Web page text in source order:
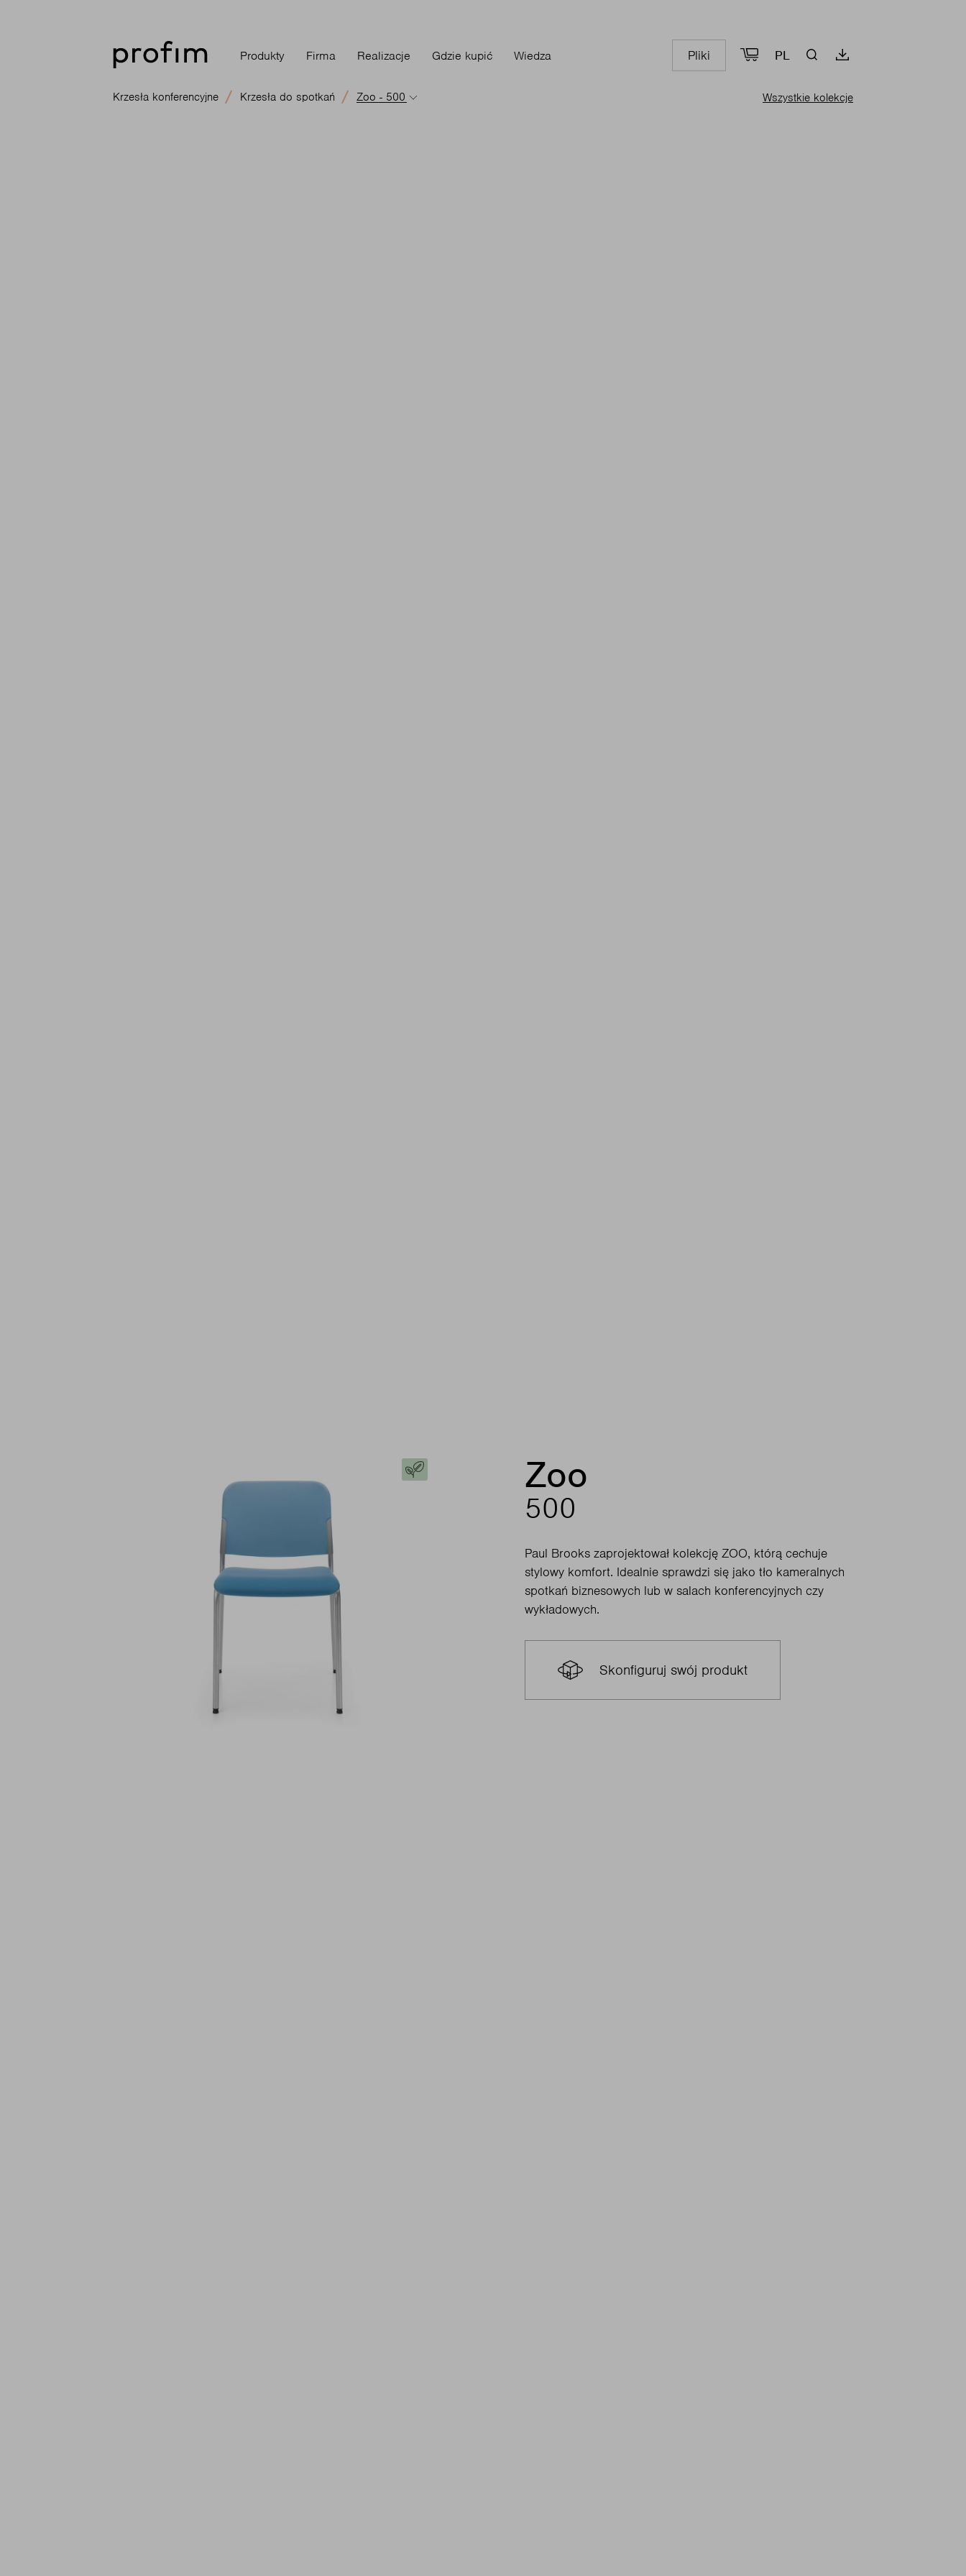
Produkty Firma Realizacje Gdzie kupić Wiedza Pliki PL
Krzesła konferencyjne Krzesła do spotkań Zoo - 500 Wszystkie kolekcje
Zoo
500
Paul Brooks zaprojektował kolekcję ZOO, którą cechuje
stylowy komfort. Idealnie sprawdzi się jako tło kameralnych
spotkań biznesowych lub w salach konferencyjnych czy
wykładowych.
Skonfiguruj swój produkt